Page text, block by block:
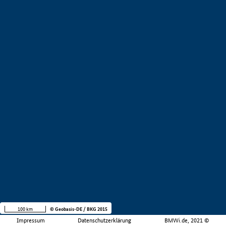
Impressum Datenschutzerklärung BMWi.de, 2021 ©
100 km © Geobasis-DE / BKG 2015